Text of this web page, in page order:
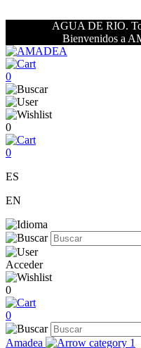
AGUA DE RIO.
Bienvenidos a
0
0
0
ES
EN
Acceder
0
0
Amadea